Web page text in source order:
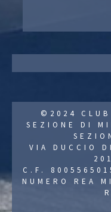
©2024
SEZIONE DI
VIA DUCCIO
C.F.
NUMERO REA